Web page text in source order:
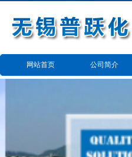
网站首页 公司简介